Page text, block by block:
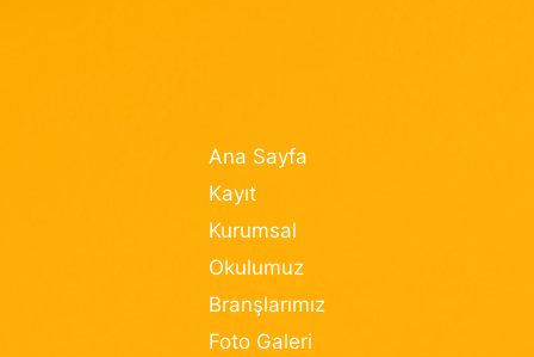
Ana Sayfa
Kayıt
Kurumsal
Okulumuz
Branşlarımız
Foto Galeri